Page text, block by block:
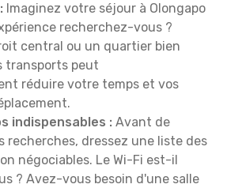
Imaginez votre séjour à Olongapo
recherchez-vous ?
central ou un quartier bien
transports peut
réduire votre temps et vos
indispensables : Avant de
recherches, dressez une liste des
négociables. Le Wi-Fi est-il
? Avez-vous besoin d'une salle